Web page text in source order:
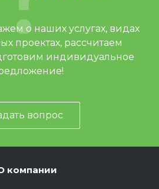
о наших услугах, видах
проектах, рассчитаем
индивидуальное
вопрос
компании